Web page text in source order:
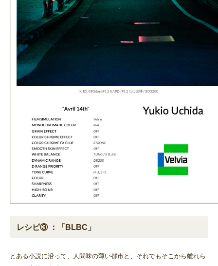
レシピ③ ：「BLBC」
とある小説に沿って、人間味の薄い都市と、それでもそこから離れら